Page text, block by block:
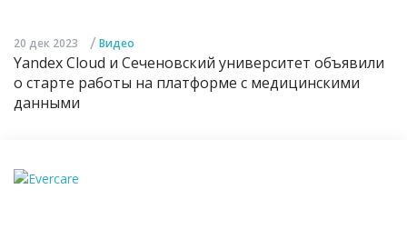
20 дек 2023 / Видео
Yandex Cloud и Сеченовский университет объявили
о старте работы на платформе с медицинскими
данными